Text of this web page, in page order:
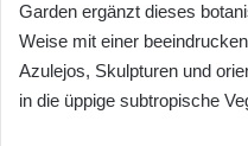
Garden ergänzt dieses
Weise mit einer
Azulejos, Skulpturen und
in die üppige subtropische